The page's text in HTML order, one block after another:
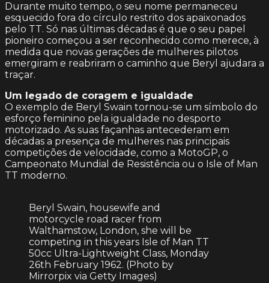
Durante muito tempo, o seu nome permaneceu
esquecido fora do círculo restrito dos apaixonados
pelo TT. Só nas últimas décadas é que o seu papel
pioneiro começou a ser reconhecido como merece, à
medida que novas gerações de mulheres pilotos
emergiram e reabriram o caminho que Beryl ajudara a
traçar.
Um legado de coragem e igualdade
O exemplo de Beryl Swain tornou-se um símbolo do
esforço feminino pela igualdade no desporto
motorizado. As suas façanhas antecederam em
décadas a presença de mulheres nas principais
competições de velocidade, como a MotoGP, o
Campeonato Mundial de Resistência ou o Isle of Man
TT moderno.
Beryl Swain, housewife and
motorcycle road racer from
Walthamstow, London, she will be
competing in this years Isle of Man TT
50cc Ultra-Lightweight Class, Monday
26th February 1962. (Photo by
Mirrorpix via Getty Images)